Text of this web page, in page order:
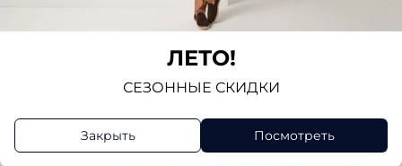
Отзывов еще никто не оставлял
ЛЕТО!
СЕЗОННЫЕ СКИДКИ
Закрыть Посмотреть